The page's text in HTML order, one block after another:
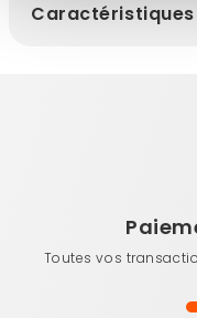
Toutes vos